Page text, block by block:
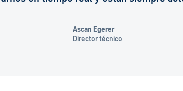
Ascan Egerer
Director técnico